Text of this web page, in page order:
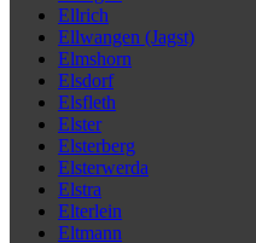
Ellrich
Ellwangen (Jagst)
Elmshorn
Elsdorf
Elsfleth
Elster
Elsterberg
Elsterwerda
Elstra
Elterlein
Eltmann